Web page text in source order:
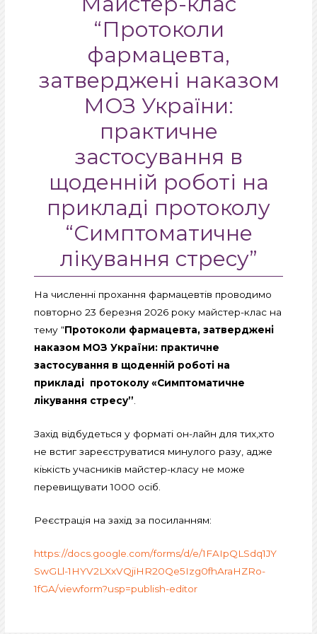
“Протоколи
фармацевта,
затверджені наказом
МОЗ України:
практичне
застосування в
щоденній роботі на
прикладі протоколу
“Симптоматичне
лікування стресу”
На численні прохання фармацевтів проводимо
повторно 23 березня 2026 року майстер-клас на
тему “Протоколи фармацевта, затверджені
наказом МОЗ України: практичне
застосування в щоденній роботі на
прикладі протоколу «Симптоматичне
лікування стресу”.
Захід відбудеться у форматі он-лайн для тих,хто
не встиг зареєструватися минулого разу, адже
кіькість учасників майстер-класу не може
перевищувати 1000 осіб.
Реєстрація на захід за посиланням:
https://docs.google.com/forms/d/e/1FAIpQLSdq1JY
SwGLl-1HYV2LXxVQjiHR20Qe5Izg0fhAraHZRo-
1fGA/viewform?usp=publish-editor